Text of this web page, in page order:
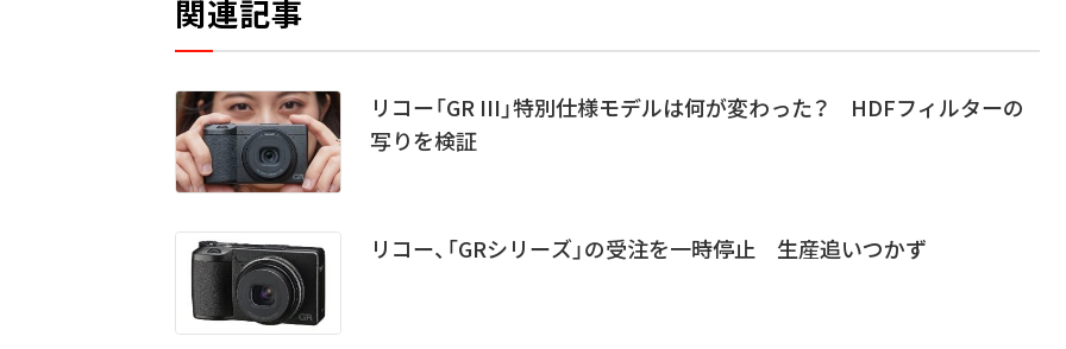
関連記事
リコー「GR III」特別仕様モデルは何が変わった？ HDFフィルターの
写りを検証
リコー、「GRシリーズ」の受注を一時停止 生産追いつかず